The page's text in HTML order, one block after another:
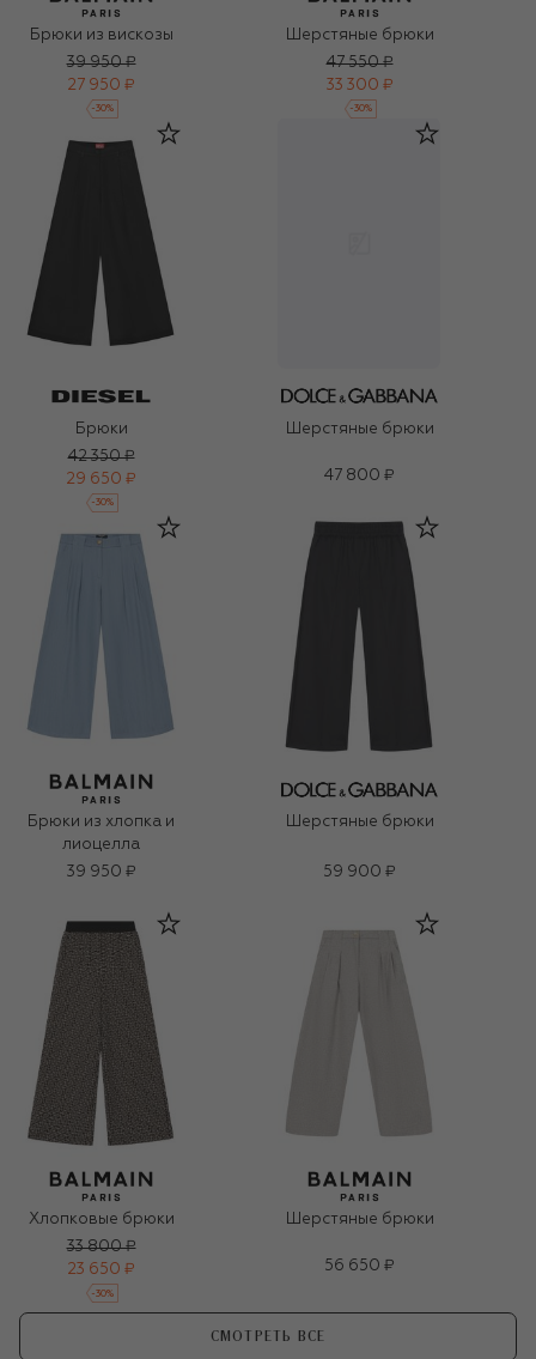
Брюки из вискозы
39 950 ₽
27 950 ₽
-30%
Шерстяные брюки
47 550 ₽
33 300 ₽
-30%
Брюки
42 350 ₽
29 650 ₽
-30%
Шерстяные брюки
47 800 ₽
Брюки из хлопка и
лиоцелла
39 950 ₽
Шерстяные брюки
59 900 ₽
Хлопковые брюки
33 800 ₽
23 650 ₽
-30%
Шерстяные брюки
56 650 ₽
СМОТРЕТЬ ВСЕ